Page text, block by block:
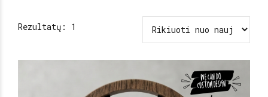
Rezultatų: 1